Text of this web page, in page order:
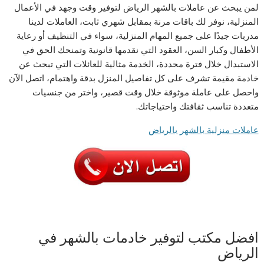
لمن يبحث عن عاملات بالشهر الرياض لتوفير وقت وجهد في الأعمال
المنزلية، نوفر لك باقات مرنة بمقابل شهري ثابت، العاملات لدينا
مدربات جيدًا على جميع المهام المنزلية، سواء في التنظيف أو رعاية
الأطفال وكبار السن، العقود التي نقدمها قانونية وتمنحك الحق في
الاستبدال خلال فترة محددة، الخدمة مثالية للعائلات التي تبحث عن
خادمة مقيمة تشرف على كل تفاصيل المنزل بدقة واهتمام، اتصل الآن
واحصل على عاملة موثوقة خلال وقت قصير، واختر من جنسيات
متعددة تناسب ثقافتك واحتياجاتك.
عاملات منزلية بالشهر بالرياض
افضل مكتب لتوفير خادمات بالشهر في
الرياض